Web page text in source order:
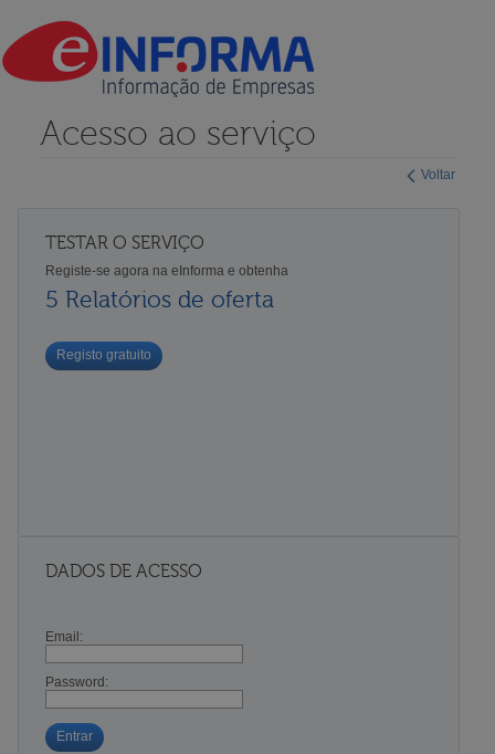
Voltar
Acesso ao serviço
TESTAR O SERVIÇO
Registe-se agora na eInforma e obtenha
5 Relatórios de oferta
Registo gratuito
DADOS DE ACESSO
Email:
Password:
Entrar